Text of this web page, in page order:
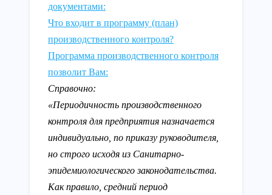
документами:
Что входит в программу (план)
производственного контроля?
Программа производственного контроля
позволит Вам:
Справочно:
«Периодичность производственного
контроля для предприятия назначается
индивидуально, по приказу руководителя,
но строго исходя из Санитарно-
эпидемиологического законодательства.
Как правило, средний период